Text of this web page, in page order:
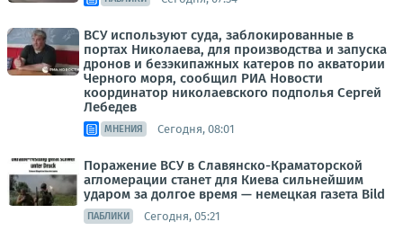
ВСУ используют суда, заблокированные в
портах Николаева, для производства и запуска
дронов и безэкипажных катеров по акватории
Черного моря, сообщил РИА Новости
координатор николаевского подполья Сергей
Лебедев
МНЕНИЯ Сегодня, 08:01
Поражение ВСУ в Славянско-Краматорской
агломерации станет для Киева сильнейшим
ударом за долгое время — немецкая газета Bild
ПАБЛИКИ Сегодня, 05:21